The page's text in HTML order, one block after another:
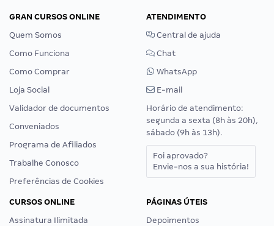
GRAN CURSOS ONLINE
Quem Somos
Como Funciona
Como Comprar
Loja Social
Validador de documentos
Conveniados
Programa de Afiliados
Trabalhe Conosco
Preferências de Cookies
ATENDIMENTO
Central de ajuda
Chat
WhatsApp
E-mail
Horário de atendimento:
segunda a sexta (8h às 20h),
sábado (9h às 13h).
Foi aprovado?
Envie-nos a sua história!
CURSOS ONLINE
Assinatura Ilimitada
PÁGINAS ÚTEIS
Depoimentos